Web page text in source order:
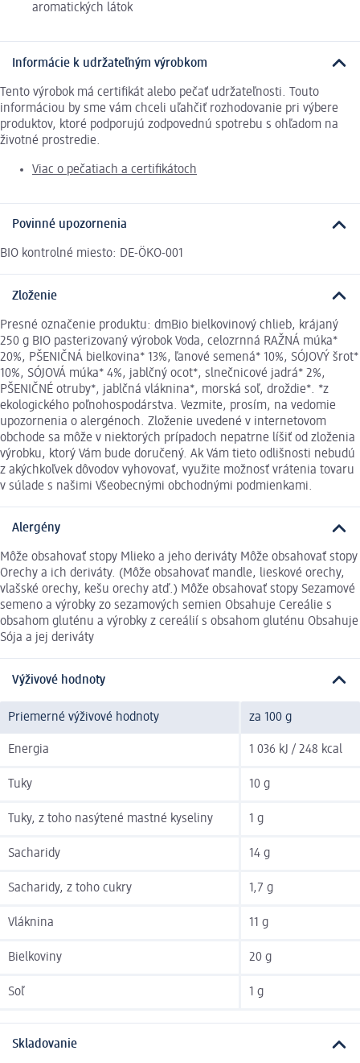
aromatických látok
Informácie k udržateľným výrobkom
Tento výrobok má certifikát alebo pečať udržateľnosti. Touto
informáciou by sme vám chceli uľahčiť rozhodovanie pri výbere
produktov, ktoré podporujú zodpovednú spotrebu s ohľadom na
životné prostredie.
Viac o pečatiach a certifikátoch
Povinné upozornenia
BIO kontrolné miesto: DE-ÖKO-001
Zloženie
Presné označenie produktu: dmBio bielkovinový chlieb, krájaný
250 g BIO pasterizovaný výrobok Voda, celozrnná RAŽNÁ múka*
20%, PŠENIČNÁ bielkovina* 13%, ľanové semená* 10%, SÓJOVÝ šrot*
10%, SÓJOVÁ múka* 4%, jablčný ocot*, slnečnicové jadrá* 2%,
PŠENIČNÉ otruby*, jablčná vláknina*, morská soľ, droždie*. *z
ekologického poľnohospodárstva. Vezmite, prosím, na vedomie
upozornenia o alergénoch. Zloženie uvedené v internetovom
obchode sa môže v niektorých prípadoch nepatrne líšiť od zloženia
výrobku, ktorý Vám bude doručený. Ak Vám tieto odlišnosti nebudú
z akýchkoľvek dôvodov vyhovovať, využite možnosť vrátenia tovaru
v súlade s našimi Všeobecnými obchodnými podmienkami.
Alergény
Môže obsahovať stopy Mlieko a jeho deriváty Môže obsahovať stopy
Orechy a ich deriváty. (Môže obsahovať mandle, lieskové orechy,
vlašské orechy, kešu orechy atď.) Môže obsahovať stopy Sezamové
semeno a výrobky zo sezamových semien Obsahuje Cereálie s
obsahom gluténu a výrobky z cereálií s obsahom gluténu Obsahuje
Sója a jej deriváty
Výživové hodnoty
Priemerné výživové hodnoty za 100 g
Energia 1 036 kJ / 248 kcal
Tuky 10 g
Tuky, z toho nasýtené mastné kyseliny 1 g
Sacharidy 14 g
Sacharidy, z toho cukry 1,7 g
Vláknina 11 g
Bielkoviny 20 g
Soľ 1 g
Skladovanie